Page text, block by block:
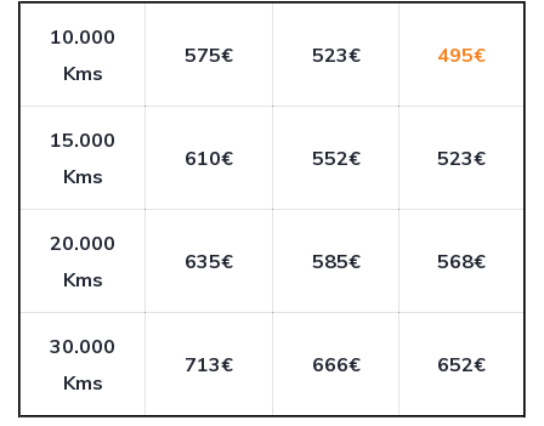
10.000
Kms
575€ 523€ 495€
15.000
Kms
610€ 552€ 523€
20.000
Kms
635€ 585€ 568€
30.000
Kms
713€ 666€ 652€